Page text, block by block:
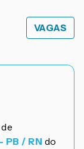
VAGAS
PB / RN do